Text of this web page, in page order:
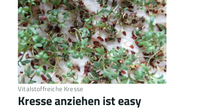
Vitalstoffreiche Kresse
Kresse anziehen ist easy